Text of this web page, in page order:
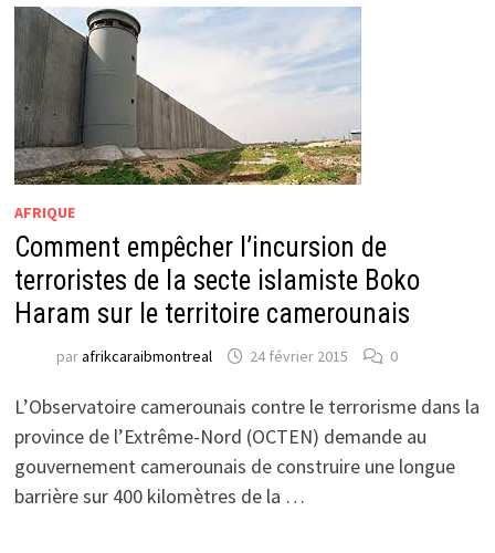
AFRIQUE
Comment empêcher l’incursion de
terroristes de la secte islamiste Boko
Haram sur le territoire camerounais
parafrikcaraibmontreal 24 février 2015 0
L’Observatoire camerounais contre le terrorisme dans la
province de l’Extrême-Nord (OCTEN) demande au
gouvernement camerounais de construire une longue
barrière sur 400 kilomètres de la …